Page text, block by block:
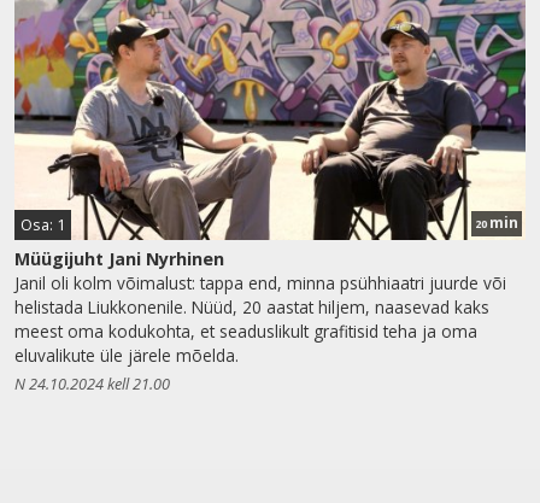
Osa: 1 20 min
Müügijuht Jani Nyrhinen
Janil oli kolm võimalust: tappa end, minna psühhiaatri juurde või
helistada Liukkonenile. Nüüd, 20 aastat hiljem, naasevad kaks
meest oma kodukohta, et seaduslikult grafitisid teha ja oma
eluvalikute üle järele mõelda.
N 24.10.2024 kell 21.00